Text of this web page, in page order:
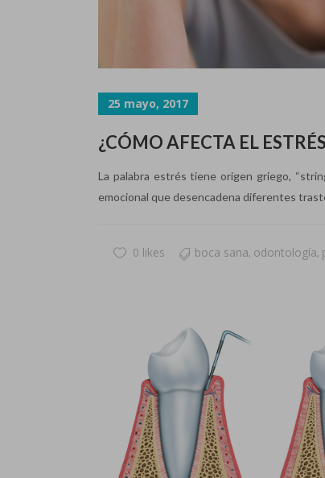
25 mayo, 2017
¿CÓMO AFECTA EL
La palabra estrés tiene origen griego,
emocional que desencadena diferentes
0 likes boca sana, odontología,